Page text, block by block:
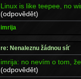
Linux is like teepee, no
(odpovědět)
imrija
re: Nenaleznu žádnou síť
imrija: no nevím o tom,
(odpovědět)